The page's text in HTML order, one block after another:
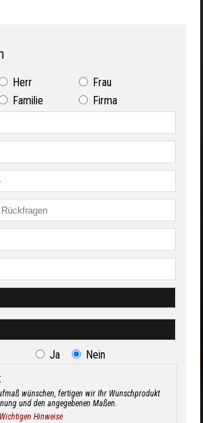
Herr
Frau
Familie
Firma
Ja
Nein
wünschen, fertigen wir Ihr Wunschprodukt
und den angegebenen Maßen.
Hinweise